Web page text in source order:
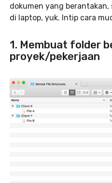
dokumen yang
di laptop, yuk. Intip cara
1. Membuat folder
proyek/pekerjaan